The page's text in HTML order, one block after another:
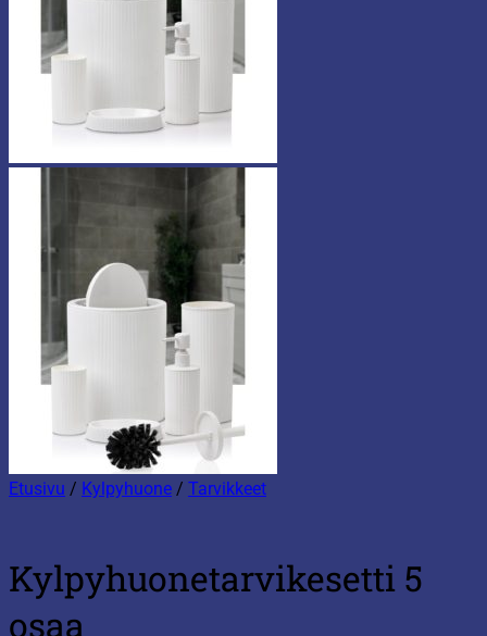
Etusivu / Kylpyhuone / Tarvikkeet
Kylpyhuonetarvikesetti 5
osaa